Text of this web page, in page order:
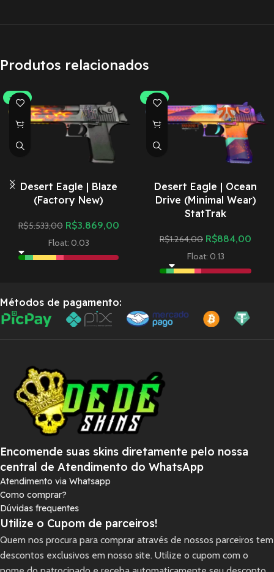
Produtos relacionados
-30%
Desert Eagle | Blaze
(Factory New)
R$5.533,00 R$3.869,00
Float: 0.03
-30%
Desert Eagle | Ocean
Drive (Minimal Wear)
StatTrak
R$1.264,00 R$884,00
Float: 0.13
Métodos de pagamento:
Encomende suas skins diretamente pelo nossa
central de Atendimento do WhatsApp
Atendimento via Whatsapp
Como comprar?
Dúvidas frequentes
Utilize o Cupom de parceiros!
Quem nos procura para comprar através de nossos parceiros tem
descontos exclusivos em nosso site. Utilize o cupom com o